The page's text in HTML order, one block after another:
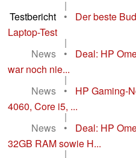
|
Testbericht
•
Der beste
Laptop-Test
|
News
•
Deal: HP
war noch nie...
|
News
•
HP Gaming-
4060, Core i5, ...
|
News
•
Deal: HP
32GB RAM sowie H...
|